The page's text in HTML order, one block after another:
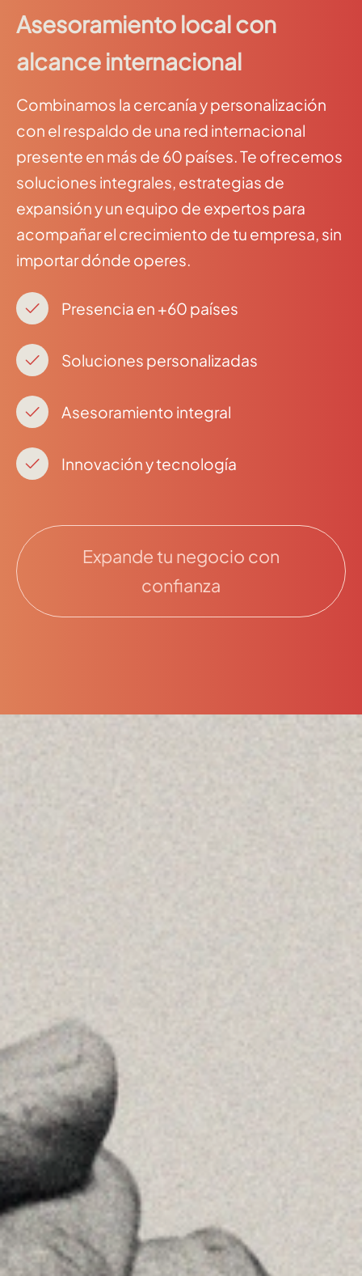
Asesoramiento local con
alcance internacional
Combinamos la cercanía y personalización
con el respaldo de una red internacional
presente en más de 60 países. Te ofrecemos
soluciones integrales, estrategias de
expansión y un equipo de expertos para
acompañar el crecimiento de tu empresa, sin
importar dónde operes.
Presencia en +60 países
Soluciones personalizadas
Asesoramiento integral
Innovación y tecnología
Expande tu negocio con
confianza